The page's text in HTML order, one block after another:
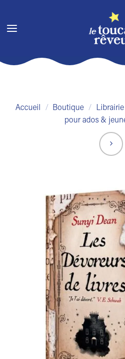
contenu
Accueil / Boutique / Librairie
pour ados &